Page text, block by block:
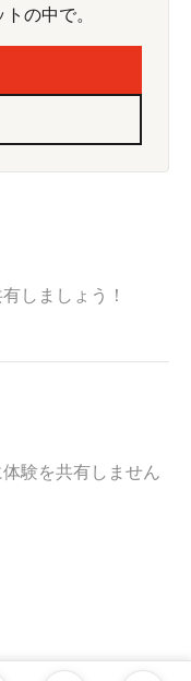
の中で。
しましょう！
験を共有しません